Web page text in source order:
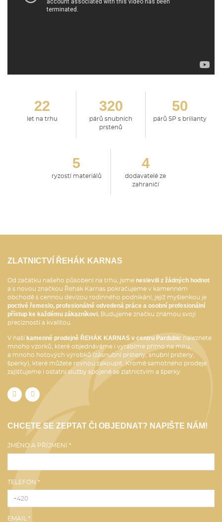
22
let na trhu
320
párů snubních
prstenů
50
párů SP s brilianty
5
ryzostí materiálů
4
dodavatelé ze
zahraničí
ZLATNICTVÍ ŘEHÁK KARNAS
Od začátku našeho působení na trhu, jsme neslevili z žádných hodnot
a s novou značkou Řehák Karnas pokračujeme v kamenném
obchodě s cennou devizou rodinného podnikání, jejíž myšlenkou je
poctivé řemeslo, profesionálně odvedená práce a osobní profesionální
přístup ke každému zákazníkovi. Budujeme značku známou svoji
precizností a kvalitou.
V naší kamenné prodejně ŘEHÁK KARNAS v centru Pardubic naleznete
mnoho vzorků, které objednáváme i vyrábíme přímo na míru,
a mnoho hotových výrobků (zásnubní prsteny, snubní prsteny,
šperky), které můžete rovnou zakoupit. Kromě samotného prodeje
zajišťujeme i ostatní služby spojené se zlatnictvím a šperky.
CHCETE SE ZEPTAT ČI OBJEDNAT? NAPIŠTE NÁM!
JMÉNO A PŘÍJMENÍ *
TELEFON *
EMAIL *